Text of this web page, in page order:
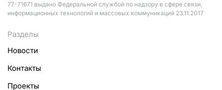
77-71671 выдано Федеральной службой по надзору в сфере связи,
информационных технологий и массовых коммуникаций 23.11.2017
Разделы
Новости
Контакты
Проекты